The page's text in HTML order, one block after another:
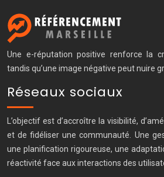
Une e-réputation positive renforce la
tandis qu’une image négative peut nuire
Réseaux sociaux
L’objectif est d’accroître la visibilité,
et de fidéliser une communauté. Une
une planification rigoureuse, une
réactivité face aux interactions des